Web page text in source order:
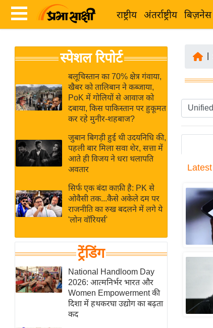
राष्ट्रीय अंतर्राष्ट्रीय बिज़नेस
News
Hindi
Hindi
Live
News in
Hindi
News
Hindi
Videos
ब
र
अंतर्राष्ट्रीय
बिज़नेस
उद्योग
विशेषज्ञ
राय
खेल
क्रिकेट
IPL
2026
स्पेशल रिपोर्ट
बलूचिस्तान का 70% क्षेत्र गंवाया,
खैबर को तालिबान ने कब्जाया,
PoK में गोलियों से आवाज को
दबाया, किस पाकिस्तान पर हुकूमत
कर रहे मुनीर-शहबाज?
जुबान बिगड़ी हुई थी उदयनिधि की,
पहली बार मिला सवा शेर, सत्ता में
आते ही विजय ने धरा थलापति
अवतार
सिर्फ एक बंदा काफ़ी है: PK से
ओवैसी तक...कैसे अकेले दम पर
राजनीति का रुख बदलने में लगे ये
'लोन वॉरियर्स'
ट्रेंडिंग
National Handloom Day
2026: आत्मनिर्भर भारत और
Women Empowerment की
दिशा में हथकरघा उद्योग का बढ़ता
कद
Latest